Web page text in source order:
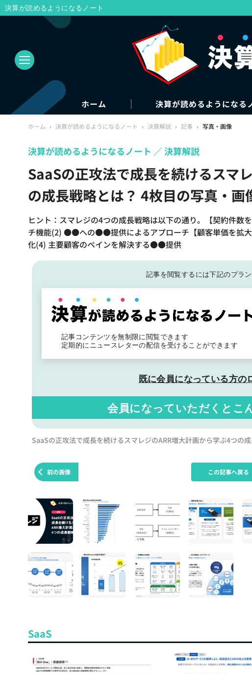
ホーム 決算が読めるようになる
ホーム › 決算が読めるようになるノート › 決算解説 › 記事 › 写真・画像
SaaSの正攻法で成長を続けるスマ
の成長戦略とは？ 4枚目の写真・画
ヒント：スマレジの4つの成長戦略は以下の通り。【契約件
チ機能(2) ●●への●●提供によるアプローチ【顧客単価を拡
化(4) 主要顧客のペインを解決する●●提供
決算が読めるようになるノート 決算解説
記事を閲覧するには下記のプラ
記事コンテンツを無制限に閲覧できます
定期的にニュースレターの配信を受けることができます
既に会員になっている方の
会員になっていただくと こ
SaaSの正攻法で成長を続けるスマレジのARR増大計画から学ぶ4つの
前の画像 この記事へ戻る
SaaS
決算が読めるようになるノート